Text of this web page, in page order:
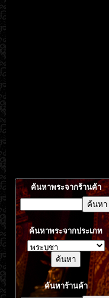
ค้นหาพระจากร้านค้า
ค้นหาพระจากประเภท
ค้นหาร้านค้า